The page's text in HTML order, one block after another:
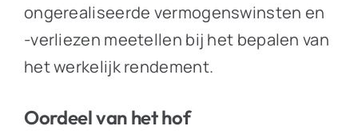
ongerealiseerde vermogenswinsten en
-verliezen meetellen bij het bepalen van
het werkelijk rendement.
Oordeel van het hof